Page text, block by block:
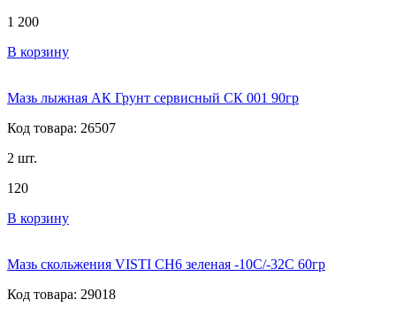
1 200
В корзину
Мазь лыжная АК Грунт сервисный СК 001 90гр
Код товара: 26507
2 шт.
120
В корзину
Мазь скольжения VISTI CH6 зеленая -10C/-32C 60гр
Код товара: 29018